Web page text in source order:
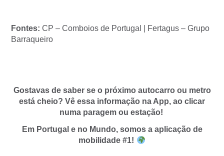
Fontes: CP – Comboios de Portugal | Fertagus – Grupo
Barraqueiro
Gostavas de saber se o próximo autocarro ou metro
está cheio? Vê essa informação na App, ao clicar
numa paragem ou estação!
Em Portugal e no Mundo, somos a aplicação de
mobilidade #1!